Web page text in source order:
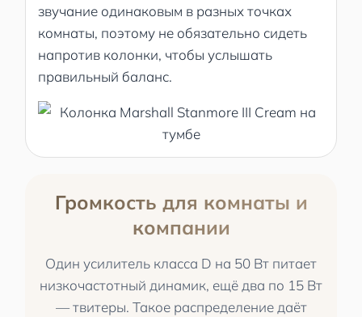
звучание одинаковым в разных точках
комнаты, поэтому не обязательно сидеть
напротив колонки, чтобы услышать
правильный баланс.
Громкость для комнаты и
компании
Один усилитель класса D на 50 Вт питает
низкочастотный динамик, ещё два по 15 Вт
— твитеры. Такое распределение даёт